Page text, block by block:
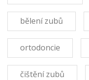
bělení zubů
ortodoncie
čištění zubů